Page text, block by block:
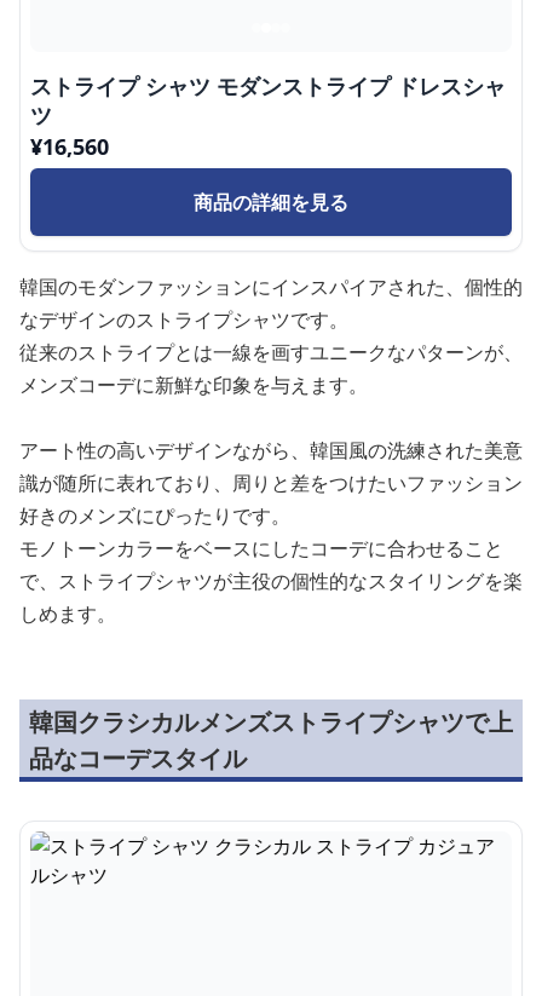
ストライプ シャツ モダンストライプ ドレスシャ
ツ
¥16,560
商品の詳細を見る
韓国のモダンファッションにインスパイアされた、個性的
なデザインのストライプシャツです。
従来のストライプとは一線を画すユニークなパターンが、
メンズコーデに新鮮な印象を与えます。
アート性の高いデザインながら、韓国風の洗練された美意
識が随所に表れており、周りと差をつけたいファッション
好きのメンズにぴったりです。
モノトーンカラーをベースにしたコーデに合わせること
で、ストライプシャツが主役の個性的なスタイリングを楽
しめます。
韓国クラシカルメンズストライプシャツで上
品なコーデスタイル